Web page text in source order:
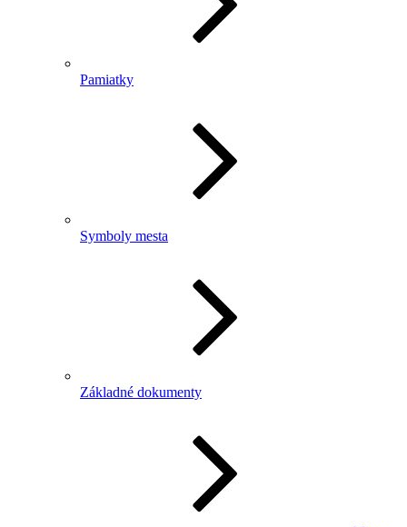
Pamiatky
Symboly mesta
Základné dokumenty